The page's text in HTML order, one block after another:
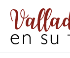
contenido